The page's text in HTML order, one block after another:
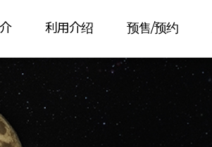
利用介绍 预售/预约